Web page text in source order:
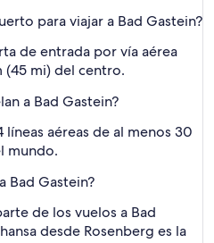
para viajar a Bad Gastein?
de entrada por vía aérea
(45 mi) del centro.
a Bad Gastein?
líneas aéreas de al menos 30
mundo.
Bad Gastein?
de los vuelos a Bad
desde Rosenberg es la